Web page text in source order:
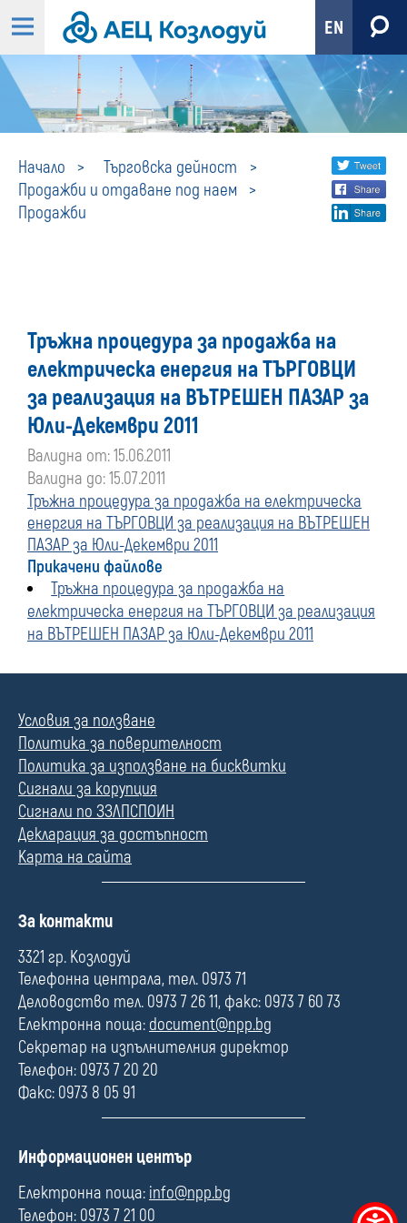
EN
Начало
Търговска дейност
Продажби и отдаване под наем
Продажби
ПродажбиShare
social
Тръжна процедура за продажба на
електрическа енергия на ТЪРГОВЦИ
за реализация на ВЪТРЕШЕН ПАЗАР за
Юли-Декември 2011
Валидна от: 15.06.2011
Валидна до: 15.07.2011
Тръжна процедура за продажба на електрическа
енергия на ТЪРГОВЦИ за реализация на ВЪТРЕШЕН
ПАЗАР за Юли-Декември 2011
Прикачени файлове
Тръжна процедура за продажба на
електрическа енергия на ТЪРГОВЦИ за реализация
на ВЪТРЕШЕН ПАЗАР за Юли-Декември 2011
Условия за ползване
Политика за поверителност
Политика за използване на бисквитки
Сигнали за корупция
Сигнали по ЗЗЛПСПОИН
Декларация за достъпност
Карта на сайта
П
л
е
За контакти
3321 гр. Козлодуй
Телефонна централа, тел. 0973 71
Деловодство тел. 0973 7 26 11, факс: 0973 7 60 73
Електронна поща: document@npp.bg
Секретар на изпълнителния директор
Телефон: 0973 7 20 20
Факс: 0973 8 05 91
П
л
е
Информационен център
Електронна поща: info@npp.bg
Телефон: 0973 7 21 00